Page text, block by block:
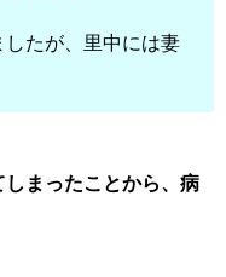
たが、里中には妻
まったことから、病